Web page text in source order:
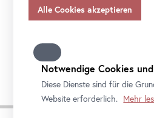
Program. Schauen Sie
Aktuelle
übermitteln, so gilt Ihre
Funktionen unseres
stehen, wenn Sie nicht alle
Informationen zum Datenschutz,
Kontaktdaten des
Datenschutzbeauftragten finden
Notwendige Cookies
Diese Dienste sind für die
Website erforderlich. Mehr